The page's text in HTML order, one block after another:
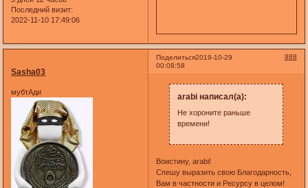
Последний визит:
2022-11-10 17:49:06
Поделиться 988
2019-10-29
00:08:58
Sasha03
мубтАди arabi написал(а):
Не хороните раньше
времени!
Воистину, arabi!
Спешу выразить свою Благодарность,
Вам в частности и Ресурсу в целом!